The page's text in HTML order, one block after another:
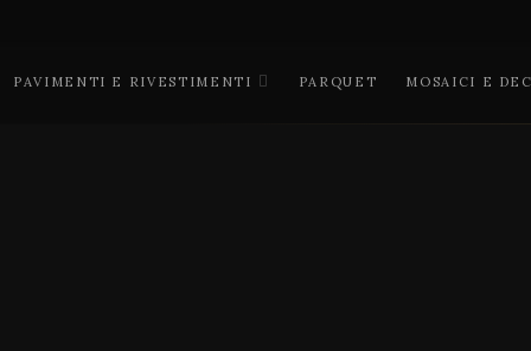
PAVIMENTI E RIVESTIMENTI PARQUET MOSAICI E